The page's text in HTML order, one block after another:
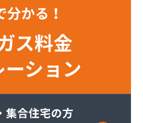
LPガス総合センター
じゃすぽーと真岡SS
県東支店
日光営業所